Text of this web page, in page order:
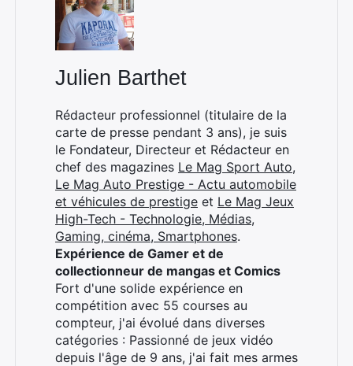
Julien Barthet
Rédacteur professionnel (titulaire de la
carte de presse pendant 3 ans), je suis
le Fondateur, Directeur et Rédacteur en
chef des magazines Le Mag Sport Auto,
Le Mag Auto Prestige - Actu automobile
et véhicules de prestige et Le Mag Jeux
High-Tech - Technologie, Médias,
Gaming, cinéma, Smartphones.
Expérience de Gamer et de
collectionneur de mangas et Comics
Fort d'une solide expérience en
compétition avec 55 courses au
compteur, j'ai évolué dans diverses
catégories : Passionné de jeux vidéo
depuis l'âge de 9 ans, j'ai fait mes armes